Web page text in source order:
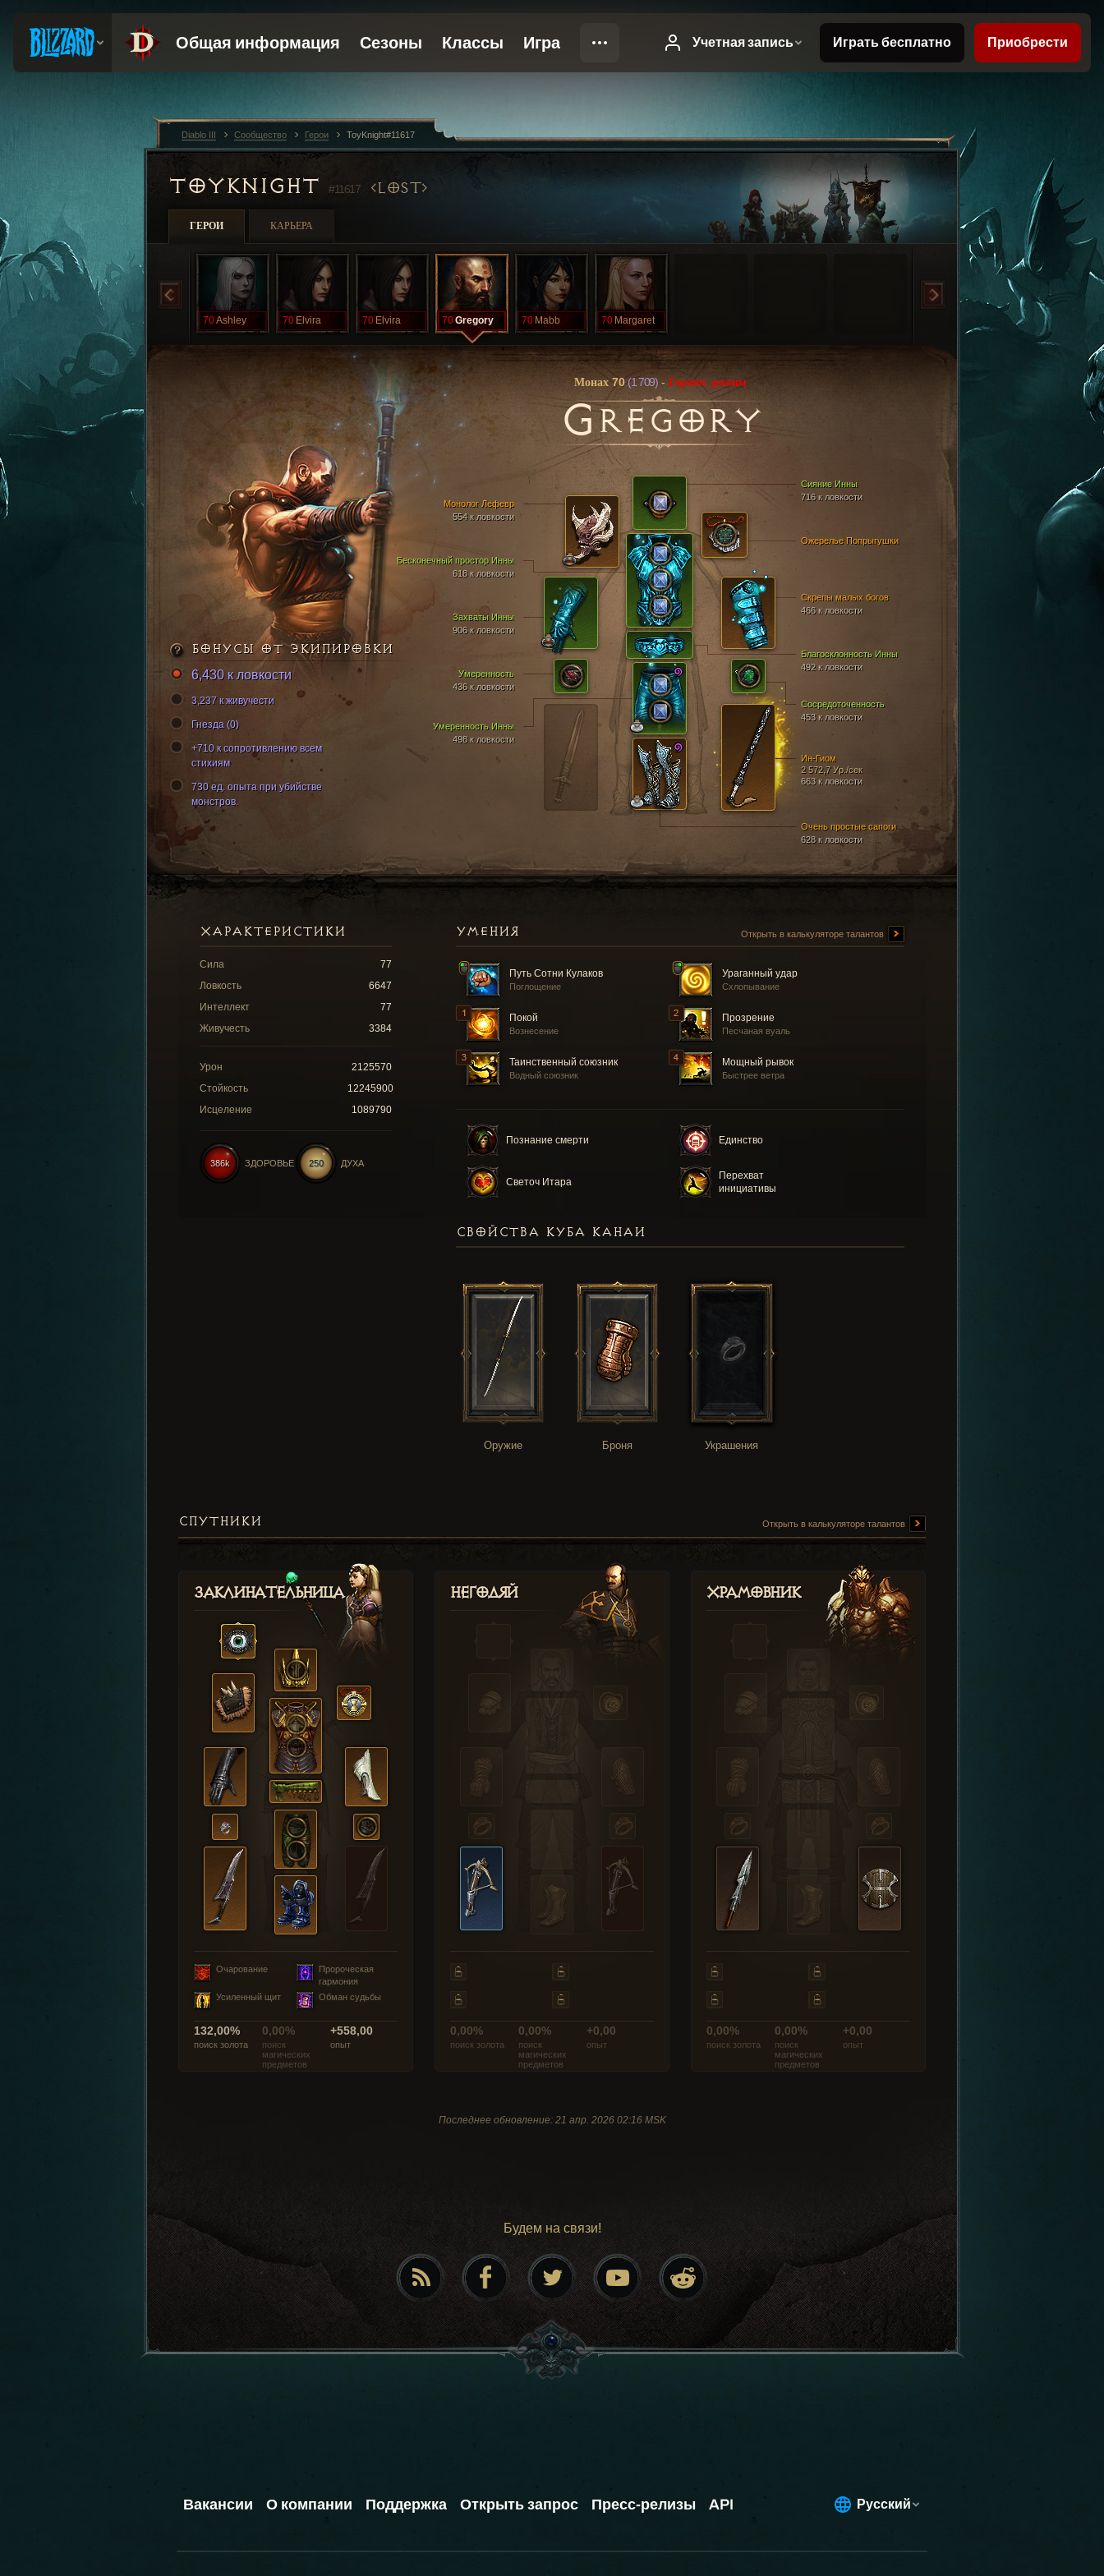
TOYKNIGHT #11617 LOST
ГЕРОИ КАРЬЕРА
70Ashley 70 Elvira 70 Elvira 70Gregory 70 Mabb 70 Margaret
Монах70(1 709) - Героич. режим
GREGORY
Сияние Инны
716 к ловкости
Бесконечный простор Инны
618 к ловкости
Очень простые сапоги
628 к ловкости
Захваты Инны
906 к ловкости
Монолог Лефевр
554 к ловкости
Умеренность Инны
498 к ловкости
Скрепы малых богов
466 к ловкости
Ин-Гиом
2 572,7 Ур./сек
663 к ловкости
Благосклонность Инны
492 к ловкости
Сосредоточенность
453 к ловкости
Умеренность
436 к ловкости
Ожерелье Попрыгушки
БОНУСЫ ОТ ЭКИПИРОВКИ
6,430 к ловкости
3,237 к живучести
Гнезда (0)
+710 к сопротивлению всем
стихиям
730 ед. опыта при убийстве
монстров.
УМЕНИЯ Открыть в калькуляторе талантов
Путь Сотни Кулаков
Поглощение
Ураганный удар
Схлопывание
Покой
Вознесение
Прозрение
Песчаная вуаль
Таинственный союзник
Водный союзник
Мощный рывок
Быстрее ветра
Познание смерти Единство
Светоч Итара
Перехват
инициативы
ХАРАКТЕРИСТИКИ
Сила
77
Ловкость
6647
Интеллект
77
Живучесть
3384
Урон
2125570
Стойкость
12245900
Исцеление
1089790
250 ДУХА
386k ЗДОРОВЬЕ
СВОЙСТВА КУБА КАНАИ
Оружие Броня Украшения
СПУТНИКИ Открыть в калькуляторе талантов
Заклинательница
Очарование
Пророческая
гармония
Усиленный щит
Обман судьбы
132,00%
поиск золота
0,00%
поиск
магических
предметов
+558,00
опыт
Негодяй
0,00%
поиск золота
0,00%
поиск
магических
предметов
+0,00
опыт
Храмовник
0,00%
поиск золота
0,00%
поиск
магических
предметов
+0,00
опыт
Последнее обновление: 21 апр. 2026 02:16 MSK
Будем на связи!
Diablo III Сообщество Герои ToyKnight#11617